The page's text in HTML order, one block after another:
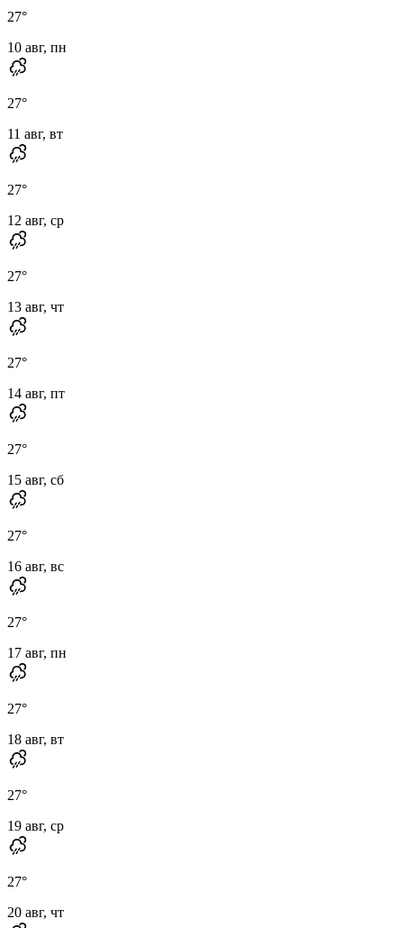
27°
10 авг, пн
27°
11 авг, вт
27°
12 авг, ср
27°
13 авг, чт
27°
14 авг, пт
27°
15 авг, сб
27°
16 авг, вс
27°
17 авг, пн
27°
18 авг, вт
27°
19 авг, ср
27°
20 авг, чт